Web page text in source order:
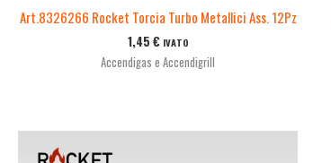
Art.8326266 Rocket Torcia Turbo Metallici Ass. 12Pz
1,45 € IVATO
Accendigas e Accendigrill